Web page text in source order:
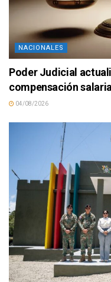
NACIONALES
Poder Judicial
compensación salarial
04/08/2026